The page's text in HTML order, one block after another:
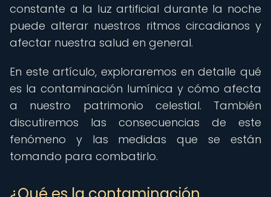
constante a la luz artificial durante la noche
puede alterar nuestros ritmos circadianos y
afectar nuestra salud en general.
En este artículo, exploraremos en detalle qué
es la contaminación lumínica y cómo afecta
a nuestro patrimonio celestial. También
discutiremos las consecuencias de este
fenómeno y las medidas que se están
tomando para combatirlo.